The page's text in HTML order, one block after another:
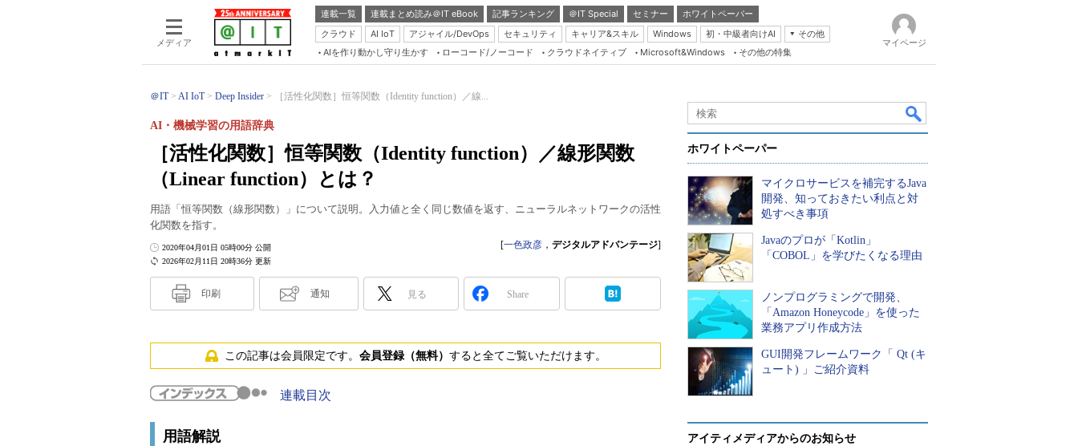
メディア
連載一覧 連載まとめ読み＠IT eBook 記事ランキング ＠IT Special セミナー
ホワイトペーパー
クラウド
AI IoT アジャイル/DevOps セキュリティ キャリア&スキル Windows 初・中級者向けAI
その他
Server & Storage
Java Agile
Database Expert
Linux ＆ OSS
Master of IP Network
Security & Trust
ブログ
AIを作り動かし守り生かす ローコード/ノーコード クラウドネイティブ Microsoft&Windows その他の特集
マイページ
＠IT AI IoT Deep Insider ［活性化関数］恒等関数（Identity function）／線...
［活性化関数］恒等関数（Identity function）／線形関数
（Linear function）とは？
AI・機械学習の用語辞典
用語「恒等関数（線形関数）」について説明。入力値と全く同じ数値を返す、ニューラルネットワークの活性
化関数を指す。
2026年02月11日 20時36分 更新
2020年04月01日 05時00分 公開 [一色政彦 ， デジタルアドバンテージ]
印刷 通知 見る Share
この記事は会員限定です。 会員登録（無料） すると全てご覧いただけます。
連載目次
用語解説
ホワイトペーパー
マイクロサービスを補完するJava
開発、知っておきたい利点と対
処すべき事項
Javaのプロが「Kotlin」
「COBOL」を学びたくなる理由
ノンプログラミングで開発、
「Amazon Honeycode」を使った
業務アプリ作成方法
GUI開発フレームワーク「 Qt (キ
ュート) 」ご紹介資料
アイティメディアからのお知らせ